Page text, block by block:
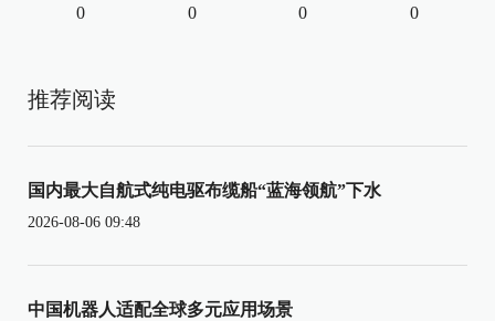
0 0 0 0
推荐阅读
国内最大自航式纯电驱布缆船“蓝海领航”下水
2026-08-06 09:48
中国机器人适配全球多元应用场景